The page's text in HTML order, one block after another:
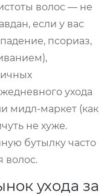
волос — не
если у вас
псориаз,
ухода
мидл-маркет (как
не хуже.
бутылку часто
волос.
ухода за